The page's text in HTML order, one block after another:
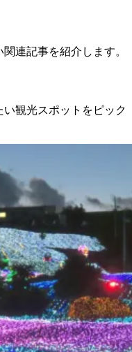
連記事を紹介します。
観光スポットをピック